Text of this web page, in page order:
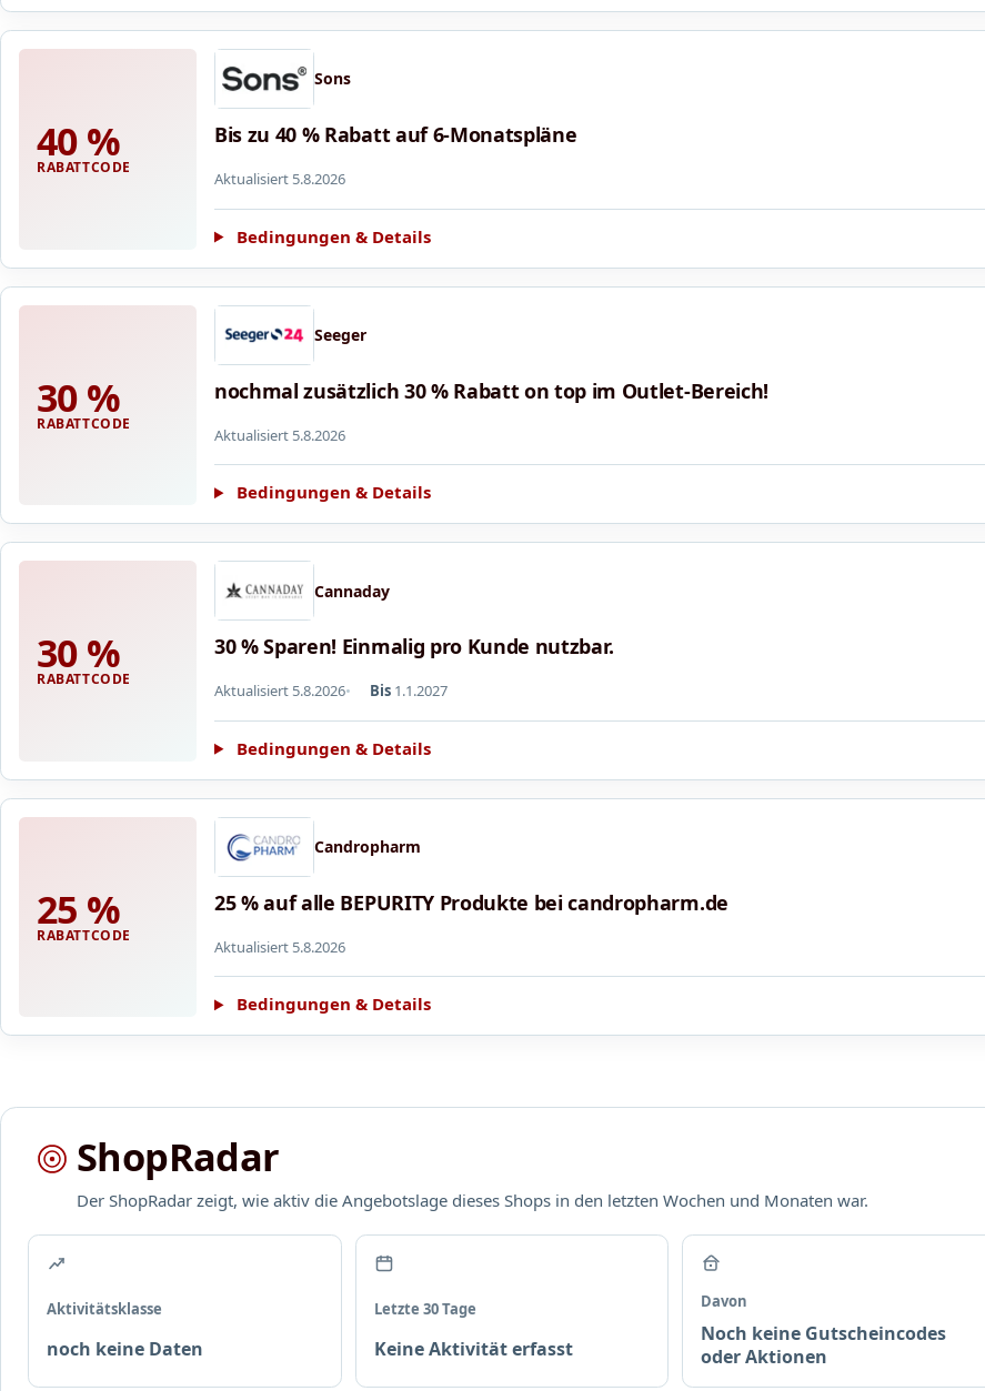
40 %
RABATTCODE
Sons
Bis zu 40 % Rabatt auf 6-Monatspläne
Aktualisiert 5.8.2026
Bedingungen & Details
30 %
RABATTCODE
Seeger
nochmal zusätzlich 30 % Rabatt on top im Outlet-Bereich!
Aktualisiert 5.8.2026
Bedingungen & Details
30 %
RABATTCODE
Cannaday
30 % Sparen! Einmalig pro Kunde nutzbar.
Aktualisiert 5.8.2026 Bis 1.1.2027
Bedingungen & Details
25 %
RABATTCODE
Candropharm
25 % auf alle BEPURITY Produkte bei candropharm.de
Aktualisiert 5.8.2026
Bedingungen & Details
ShopRadar
Der ShopRadar zeigt, wie aktiv die Angebotslage dieses Shops in den letzten Wochen und Monaten war.
Aktivitätsklasse
noch keine Daten
Letzte 30 Tage
Keine Aktivität erfasst
Davon
Noch keine Gutscheincodes
oder Aktionen